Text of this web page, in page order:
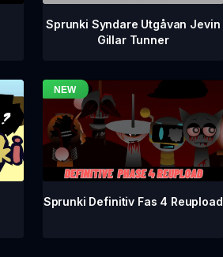
Sprunki Syndare Utgåvan Jevin
Gillar Tunner
Sprunki Definitiv Fas 4 Reupload